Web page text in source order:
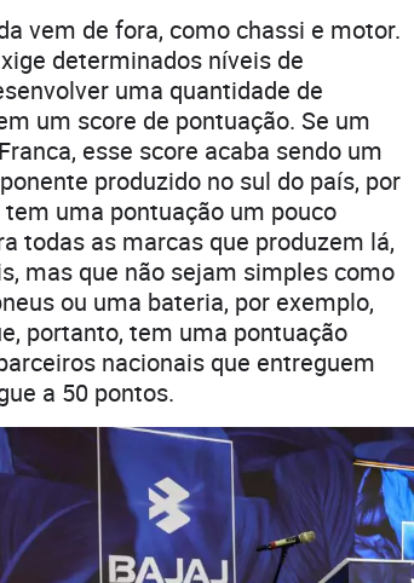
vem de fora, como chassi e motor.
determinados níveis de
uma quantidade de
um score de pontuação. Se um
esse score acaba sendo um
produzido no sul do país, por
uma pontuação um pouco
todas as marcas que produzem lá,
mas que não sejam simples como
ou uma bateria, por exemplo,
portanto, tem uma pontuação
nacionais que entreguem
a 50 pontos.